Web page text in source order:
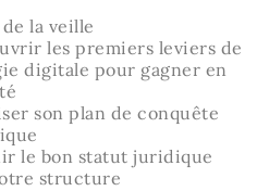
de la veille
les premiers leviers de
digitale pour gagner en
son plan de conquête
le bon statut juridique
structure